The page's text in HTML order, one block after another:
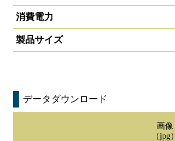
消費電力
製品サイズ
データダウンロード
画像
（jpg）